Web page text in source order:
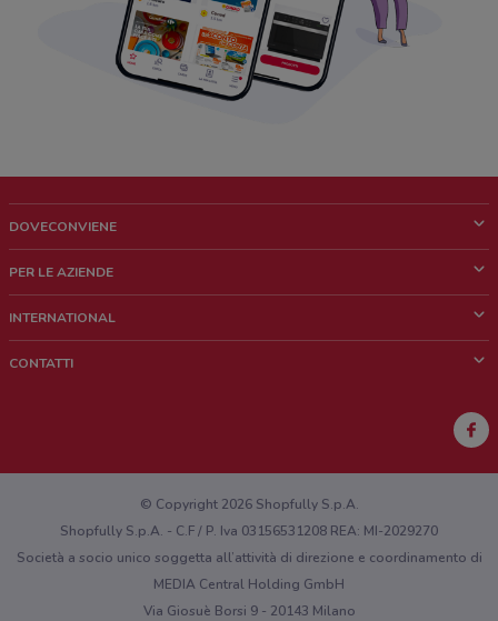
DOVECONVIENE
Chi siamo
Lavora con noi
PER LE AZIENDE
Richieste commerciali e marketing
INTERNATIONAL
CONTATTI
Hai un malfunzionamento sul web o sull'app?
© Copyright 2026 Shopfully S.p.A.
Shopfully S.p.A. - C.F / P. Iva 03156531208 REA: MI-2029270
Società a socio unico soggetta all’attività di direzione e coordinamento di
MEDIA Central Holding GmbH
Via Giosuè Borsi 9 - 20143 Milano